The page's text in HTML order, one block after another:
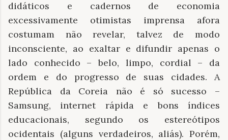
didáticos e cadernos de economia
excessivamente otimistas imprensa afora
costumam não revelar, talvez de modo
inconsciente, ao exaltar e difundir apenas o
lado conhecido – belo, limpo, cordial – da
ordem e do progresso de suas cidades. A
República da Coreia não é só sucesso –
Samsung, internet rápida e bons índices
educacionais, segundo os estereótipos
ocidentais (alguns verdadeiros, aliás). Porém,